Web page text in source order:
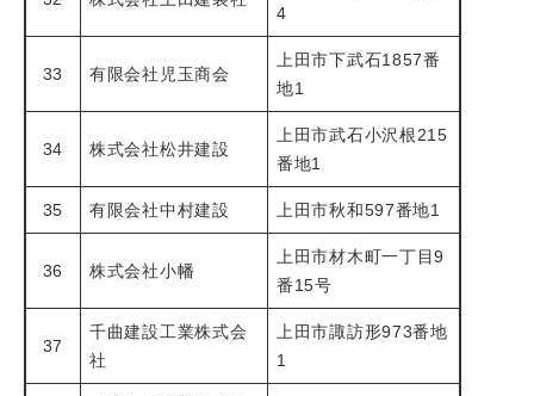
4
33 有限会社児玉商会
上田市下武石1857番
地1
34 株式会社松井建設
上田市武石小沢根215
番地1
35 有限会社中村建設 上田市秋和597番地1
36 株式会社小幡
上田市材木町一丁目9
番15号
37
千曲建設工業株式会
社
上田市諏訪形973番地
1